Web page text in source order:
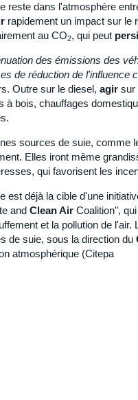
reste dans l'atmosphère
rapidement un impact sur le
au CO2, qui peut
des émissions des
de réduction de l'influence
Outre sur le diesel, agir sur
à bois, chauffages
sources de suie, comme
Elles iront même
qui favorisent les
est déjà la cible d'une
and Clean Air Coalition",
et la pollution de l'air.
de suie, sous la direction du
atmosphérique (Citepa